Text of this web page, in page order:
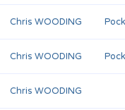
Chris WOODING
Chris WOODING
Chris WOODING